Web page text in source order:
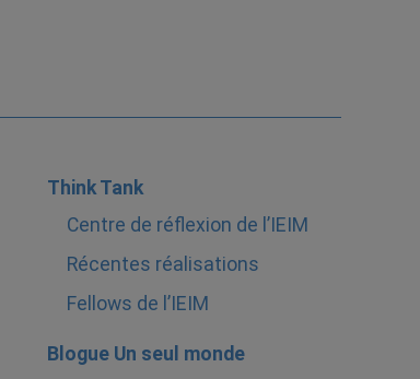
Think Tank
Centre de réflexion de l’IEIM
Récentes réalisations
Fellows de l’IEIM
Blogue Un seul monde